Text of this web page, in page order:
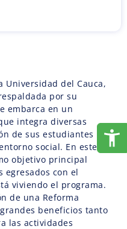
Universidad del Cauca,
por su
embarca en un
integra diversas
de sus estudiantes
social. En este
objetivo principal
egresados con el
viviendo el programa.
de una Reforma
beneficios tanto
las actividades